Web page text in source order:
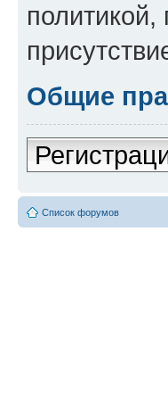
Общие
Список форумов